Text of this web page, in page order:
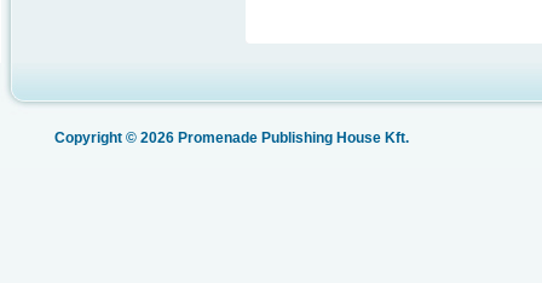
Copyright © 2026 Promenade Publishing House Kft.